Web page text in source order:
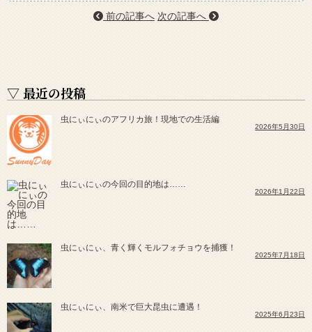
前の記事へ 次の記事へ
▽ 最近の投稿
虫にぃにぃのアフリカ旅！現地での生活編
2026年5月30日
虫にぃにぃの今回の目的地は……
2026年1月22日
虫にぃにぃ、青く輝くモルフォチョウを捕獲！
2025年7月18日
虫にぃにぃ、南米で巨大昆虫に遭遇！
2025年6月23日